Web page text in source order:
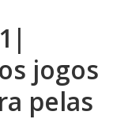
jogos
pelas